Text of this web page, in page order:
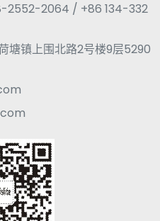
2552-2064 / +86 134-332
塘镇上围北路2号楼9层5290